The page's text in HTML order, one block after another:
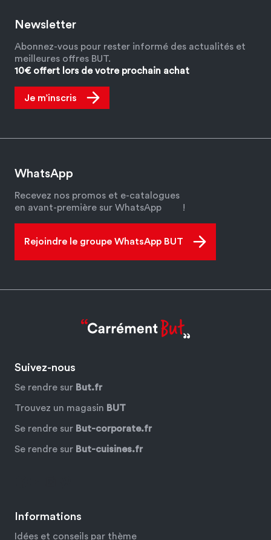
Newsletter
Abonnez-vous pour rester informé des actualités et
meilleures offres BUT.
10€ offert lors de votre prochain achat
Je m’inscris
WhatsApp
Recevez nos promos et e-catalogues
en avant-première sur WhatsApp
!
Rejoindre le groupe WhatsApp BUT
Informations
Idées et conseils par thème
Suivez-nous
Se rendre sur But.fr
Trouvez un magasin BUT
Se rendre sur But-corporate.fr
Se rendre sur But-cuisines.fr